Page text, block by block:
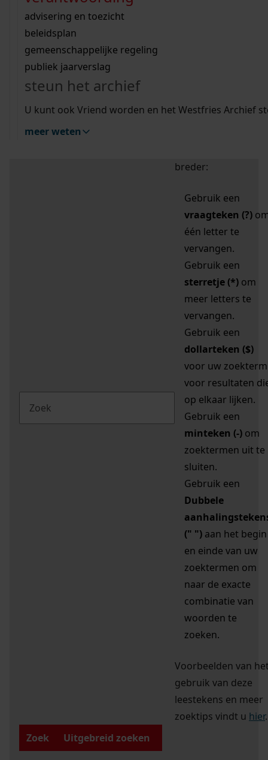
bouwvergunningen
omgevingsvergunningen
vergunningen
beeld en geluid
uitleg nodig?
Wij helpen u op weg met een aantal zoektips.
bekijk alle zoektips
Wij helpen u op weg met een aantal zoektips.
bekijk alle zoektips
bekijk ons geschiedenislokaal
advisering en toezicht
beleidsplan
gemeenschappelijke regeling
publiek jaarverslag
steun het archief
U kunt ook Vriend worden en het Westfries Archief
meer weten
zoektips
Mijn Studiezaal (inloggen)
uw zoekopdracht te
breder:
Gebruik een
vraagteken (?)
één letter te
vervangen.
Gebruik een
sterretje (*) om
meer letters te
vervangen.
Gebruik een
dollarteken ($)
voor uw zoekterm
voor resultaten
op elkaar lijken.
Gebruik een
minteken (-) om
zoektermen uit te
sluiten.
Gebruik een
Dubbele
(" ") aan het begin
en einde van uw
zoektermen om
naar de exacte
combinatie van
woorden te
zoeken.
Voorbeelden van
gebruik van deze
leestekens en meer
zoektips vindt u hier.
Zoek
Uitgebreid zoeken